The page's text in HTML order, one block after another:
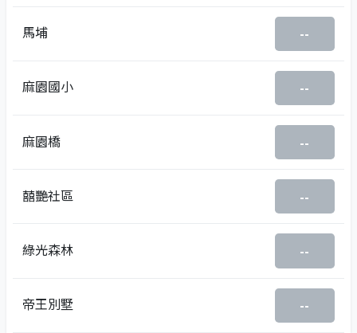
馬埔 --
麻園國小 --
麻園橋 --
囍艷社區 --
綠光森林 --
帝王別墅 --